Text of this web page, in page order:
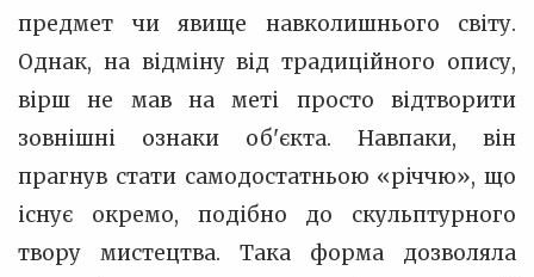
предмет чи явище навколишнього світу.
Однак, на відміну від традиційного опису,
вірш не мав на меті просто відтворити
зовнішні ознаки об'єкта. Навпаки, він
прагнув стати самодостатньою «річчю», що
існує окремо, подібно до скульптурного
твору мистецтва. Така форма дозволяла